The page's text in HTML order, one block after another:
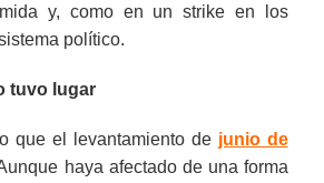
y, como en un strike en los
político.
tuvo lugar
que el levantamiento de junio de
haya afectado de una forma